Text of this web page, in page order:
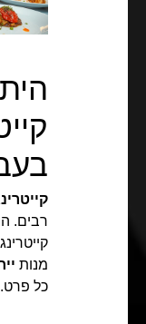
רבים.
מנות
כל פרט.